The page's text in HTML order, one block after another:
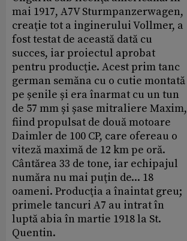
mai 1917, A7V Sturmpanzerwagen,
creaţie tot a inginerului Vollmer, a
fost testat de această dată cu
succes, iar proiectul aprobat
pentru producţie. Acest prim tanc
german semăna cu o cutie montată
pe șenile și era înarmat cu un tun
de 57 mm și șase mitraliere Maxim,
fiind propulsat de două motoare
Daimler de 100 CP, care ofereau o
viteză maximă de 12 km pe oră.
Cântărea 33 de tone, iar echipajul
număra nu mai puţin de... 18
oameni. Producţia a înaintat greu;
primele tancuri A7 au intrat în
luptă abia în martie 1918 la St.
Quentin.